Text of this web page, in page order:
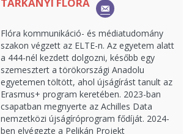
Flóra kommunikáció- és médiatudomány
szakon végzett az ELTE-n. Az egyetem alatt
a 444-nél kezdett dolgozni, később egy
szemesztert a törökországi Anadolu
egyetemen töltött, ahol újságírást tanult az
Erasmus+ program keretében. 2023-ban
csapatban megnyerte az Achilles Data
nemzetközi újságíróprogram fődíját. 2024-
ben elvégezte a Pelikán Projekt